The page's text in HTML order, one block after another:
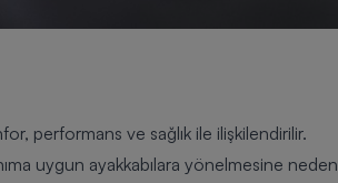
performans ve sağlık ile ilişkilendirilir.
uygun ayakkabılara yönelmesine neden